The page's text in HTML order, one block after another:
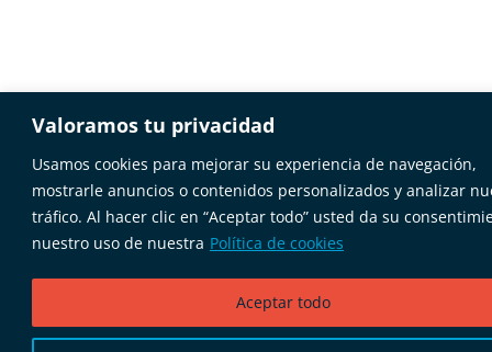
Valoramos tu privacidad
Usamos cookies para mejorar su experiencia de navegación,
mostrarle anuncios o contenidos personalizados y analizar
tráfico. Al hacer clic en “Aceptar todo” usted da su
nuestro uso de nuestra Política de cookies
Aceptar todo